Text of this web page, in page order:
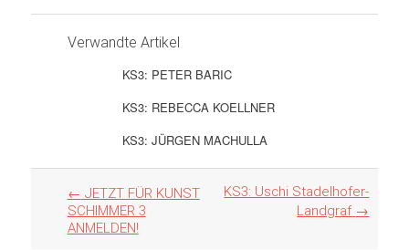
Verwandte Artikel
KS3: PETER BARIC
KS3: REBECCA KOELLNER
KS3: JÜRGEN MACHULLA
Artikel
Navigation
← JETZT FÜR KUNST
SCHIMMER 3
ANMELDEN!
KS3: Uschi Stadelhofer-
Landgraf →